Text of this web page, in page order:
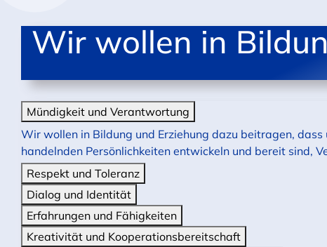
Wir wollen in
Mündigkeit und Verantwortung
Wir wollen in Bildung und Erziehung dazu beitragen,
handelnden Persönlichkeiten entwickeln und bereit sind,
Respekt und Toleranz
Dialog und Identität
Erfahrungen und Fähigkeiten
Kreativität und Kooperationsbereitschaft